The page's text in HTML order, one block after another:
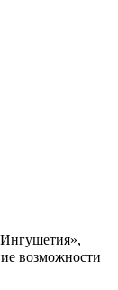
возможности